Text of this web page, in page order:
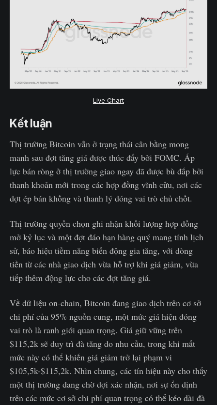
Live Chart
Kết luận
Thị trường Bitcoin vẫn ở trạng thái cân bằng mong
manh sau đợt tăng giá được thúc đẩy bởi FOMC. Áp
lực bán ròng ở thị trường giao ngay đã được bù đắp bởi
thanh khoản mới trong các hợp đồng vĩnh cửu, nơi các
đợt ép bán khống và thanh lý đóng vai trò chủ chốt.
Thị trường quyền chọn ghi nhận khối lượng hợp đồng
mở kỷ lục và một đợt đáo hạn hàng quý mang tính lịch
sử, báo hiệu tiềm năng biến động gia tăng, với dòng
tiền từ các nhà giao dịch vừa hỗ trợ khi giá giảm, vừa
tiếp thêm động lực cho các đợt tăng giá.
Về dữ liệu on-chain, Bitcoin đang giao dịch trên cơ sở
chi phí của 95% nguồn cung, một mức giá hiện đóng
vai trò là ranh giới quan trọng. Giá giữ vững trên
$115,2k sẽ duy trì đà tăng do nhu cầu, trong khi mất
mức này có thể khiến giá giảm trở lại phạm vi
$105,5k-$115,2k. Nhìn chung, các tín hiệu này cho thấy
một thị trường đang chờ đợi xác nhận, nơi sự ổn định
trên các mức cơ sở chi phí quan trọng có thể kéo dài đà